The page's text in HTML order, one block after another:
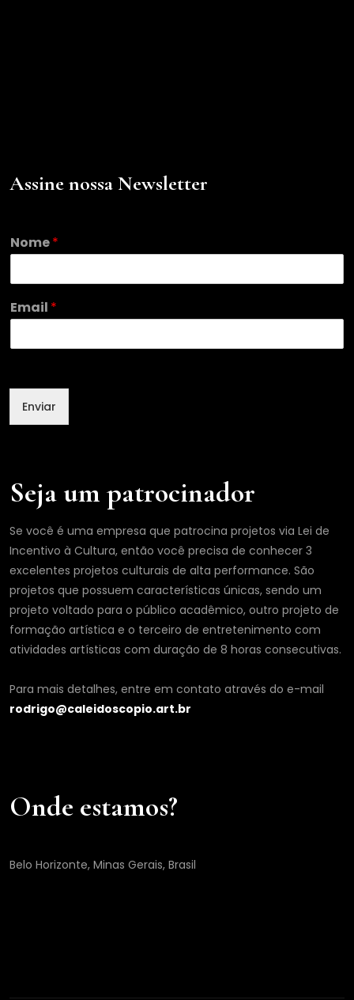
Assine nossa Newsletter
Nome*
N
o
e
a
l
i
l
Email *
Enviar
Seja um patrocinador
Se você é uma empresa que patrocina projetos via Lei de
Incentivo à Cultura, então você precisa de conhecer 3
excelentes projetos culturais de alta performance. São
projetos que possuem características únicas, sendo um
projeto voltado para o público acadêmico, outro projeto de
formação artística e o terceiro de entretenimento com
atividades artísticas com duração de 8 horas consecutivas.
Para mais detalhes, entre em contato através do e-mail
rodrigo@caleidoscopio.art.br
Onde estamos?
Belo Horizonte, Minas Gerais, Brasil